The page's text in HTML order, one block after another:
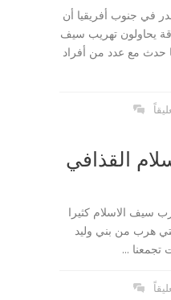
في جنوب أفريقيا أن
يحاولون تهريب سيف
حدث مع عدد من أفراد
القذافي
سيف الاسلام كثيرا
هرب من بني وليد
تجمعنا ...